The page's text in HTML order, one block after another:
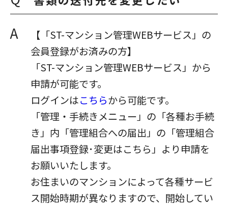
よくあるご質問
ニュースリリース/お知らせ一覧
サイトマップ
プライバシーポリシー
情報セキュリティ基本方針
一般事業主行動計画
パートナーシップ構築宣言
マルチステークホルダー方針
カスタマーハラスメントに対する基本方針
A
【「ST-マンション管理WEBサービス」の
会員登録がお済みの方】
「ST-マンション管理WEBサービス」から
申請が可能です。
ログインはこちらから可能です。
「管理・手続きメニュー」の「各種お手続
き」内「管理組合への届出」の「管理組合
届出事項登録･変更はこちら」より申請を
お願いいたします。
お住まいのマンションによって各種サービ
ス開始時期が異なりますので、開始してい